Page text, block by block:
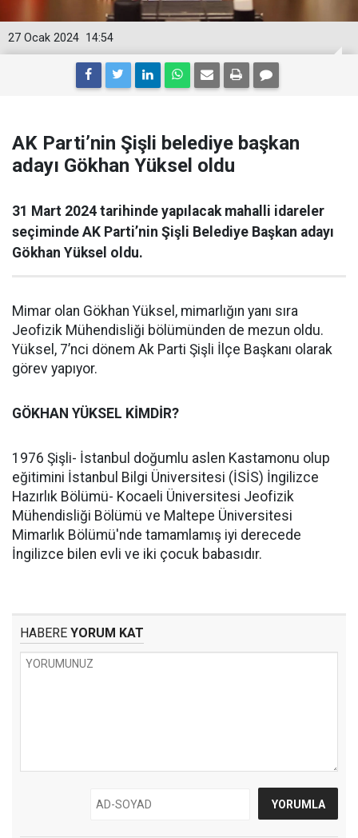
14:54
27 Ocak 2024
AK Parti’nin Şişli belediye başkan
adayı Gökhan Yüksel oldu
31 Mart 2024 tarihinde yapılacak mahalli idareler
seçiminde AK Parti’nin Şişli Belediye Başkan adayı
Gökhan Yüksel oldu.
Mimar olan Gökhan Yüksel, mimarlığın yanı sıra
Jeofizik Mühendisliği bölümünden de mezun oldu.
Yüksel, 7’nci dönem Ak Parti Şişli İlçe Başkanı olarak
görev yapıyor.
GÖKHAN YÜKSEL KİMDİR?
1976 Şişli- İstanbul doğumlu aslen Kastamonu olup
eğitimini İstanbul Bilgi Üniversitesi (İSİS) İngilizce
Hazırlık Bölümü- Kocaeli Üniversitesi Jeofizik
Mühendisliği Bölümü ve Maltepe Üniversitesi
Mimarlık Bölümü'nde tamamlamış iyi derecede
İngilizce bilen evli ve iki çocuk babasıdır.
HABERE YORUM KAT